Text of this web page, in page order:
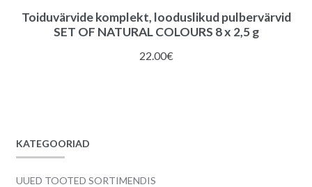
Toiduvärvide komplekt, looduslikud pulbervärvid
SET OF NATURAL COLOURS 8 x 2,5 g
22.00€
KATEGOORIAD
UUED TOOTED SORTIMENDIS